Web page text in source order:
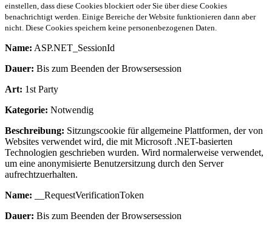
einstellen, dass diese Cookies blockiert oder Sie über diese Cookies
benachrichtigt werden. Einige Bereiche der Website funktionieren dann aber
nicht. Diese Cookies speichern keine personenbezogenen Daten.
Name: ASP.NET_SessionId
Dauer: Bis zum Beenden der Browsersession
Art: 1st Party
Kategorie: Notwendig
Beschreibung: Sitzungscookie für allgemeine Plattformen, der von
Websites verwendet wird, die mit Microsoft .NET-basierten
Technologien geschrieben wurden. Wird normalerweise verwendet,
um eine anonymisierte Benutzersitzung durch den Server
aufrechtzuerhalten.
Name: __RequestVerificationToken
Dauer: Bis zum Beenden der Browsersession